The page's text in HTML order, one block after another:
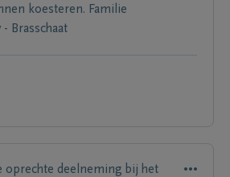
koesteren. Familie
Brasschaat
oprechte deelneming bij het